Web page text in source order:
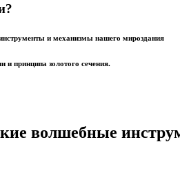
и механизмы нашего мироздания
и принципа золотого сечения.
волшебные